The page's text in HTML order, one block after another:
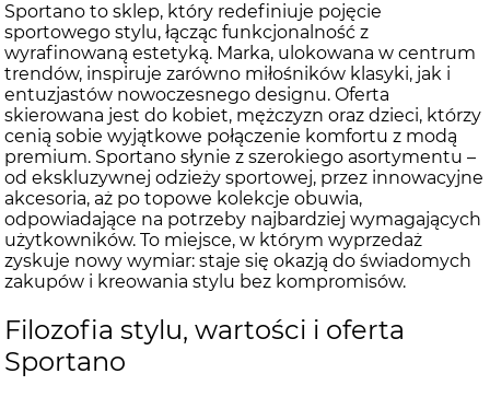
Sportano to sklep, który redefiniuje pojęcie
sportowego stylu, łącząc funkcjonalność z
wyrafinowaną estetyką. Marka, ulokowana w centrum
trendów, inspiruje zarówno miłośników klasyki, jak i
entuzjastów nowoczesnego designu. Oferta
skierowana jest do kobiet, mężczyzn oraz dzieci, którzy
cenią sobie wyjątkowe połączenie komfortu z modą
premium. Sportano słynie z szerokiego asortymentu –
od ekskluzywnej odzieży sportowej, przez innowacyjne
akcesoria, aż po topowe kolekcje obuwia,
odpowiadające na potrzeby najbardziej wymagających
użytkowników. To miejsce, w którym wyprzedaż
zyskuje nowy wymiar: staje się okazją do świadomych
zakupów i kreowania stylu bez kompromisów.
Filozofia stylu, wartości i oferta
Sportano